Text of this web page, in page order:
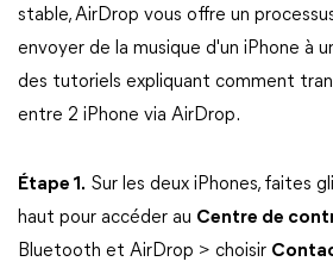
stable, AirDrop vous offre un
envoyer de la musique d'un iPhone à
des tutoriels expliquant comment
entre 2 iPhone via AirDrop.
Étape 1. Sur les deux iPhones, faites
haut pour accéder au Centre de
Bluetooth et AirDrop > choisir